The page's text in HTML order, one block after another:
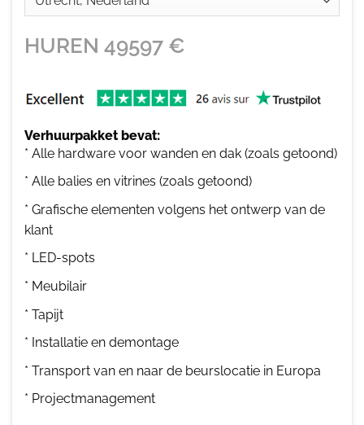
HUREN 49597 €
Verhuurpakket bevat:
* Alle hardware voor wanden en dak (zoals getoond)
* Alle balies en vitrines (zoals getoond)
* Grafische elementen volgens het ontwerp van de
klant
* LED-spots
* Meubilair
* Tapijt
* Installatie en demontage
* Transport van en naar de beurslocatie in Europa
* Projectmanagement